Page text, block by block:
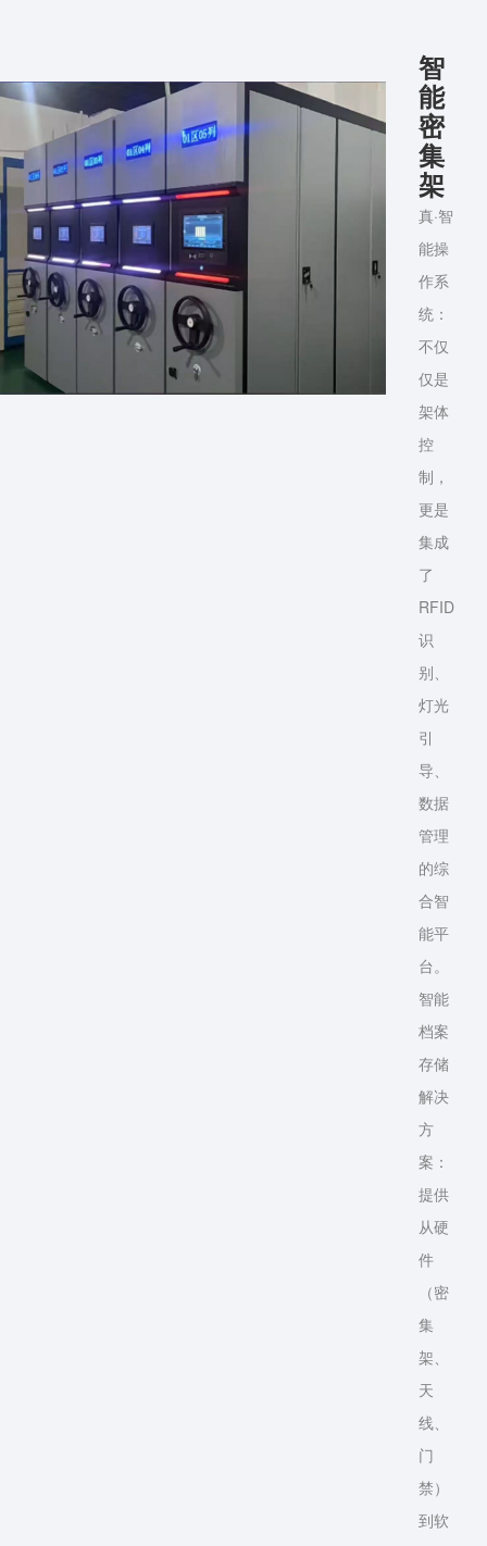
智
能
密
集
架
真·智
能操
作系
统：
不仅
仅是
架体
控
制，
更是
集成
了
RFID
识
别、
灯光
引
导、
数据
管理
的综
合智
能平
台。
智能
档案
存储
解决
方
案：
提供
从硬
件
（密
集
架、
天
线、
门
禁）
到软